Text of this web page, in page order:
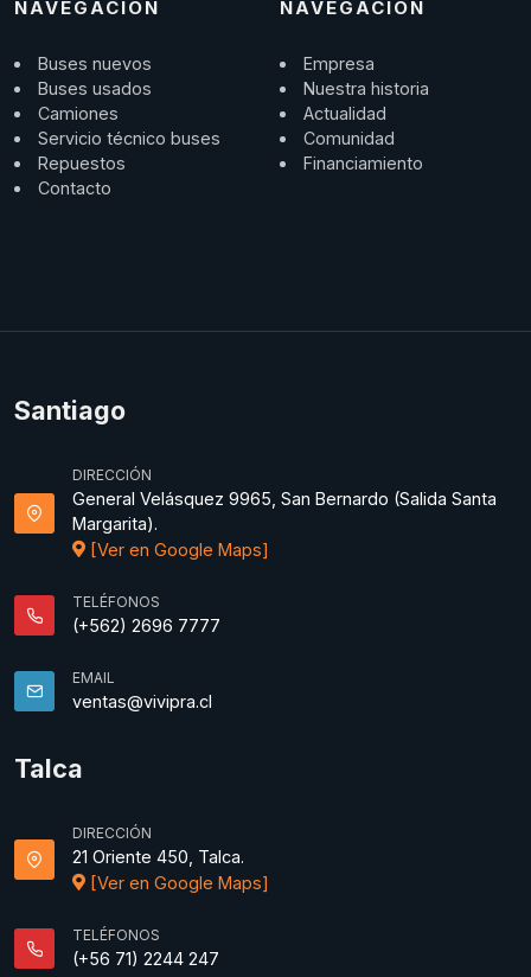
NAVEGACIÓN
Buses nuevos
Buses usados
Camiones
Servicio técnico buses
Repuestos
Contacto
NAVEGACIÓN
Empresa
Nuestra historia
Actualidad
Comunidad
Financiamiento
Santiago
DIRECCIÓN
General Velásquez 9965, San Bernardo (Salida Santa
Margarita).
[Ver en Google Maps]
TELÉFONOS
(+562) 2696 7777
EMAIL
ventas@vivipra.cl
Talca
DIRECCIÓN
21 Oriente 450, Talca.
[Ver en Google Maps]
TELÉFONOS
(+56 71) 2244 247